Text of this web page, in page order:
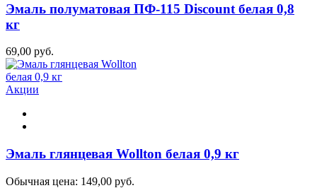
Эмаль полуматовая ПФ-115 Discount белая 0,8
кг
69,00 руб.
Акции
Эмаль глянцевая Wollton белая 0,9 кг
Обычная цена: 149,00 руб.